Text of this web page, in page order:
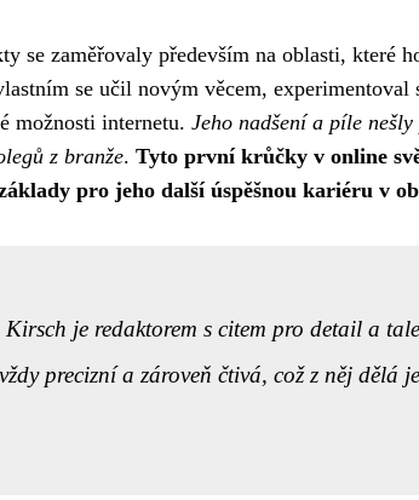
se zaměřovaly především na oblasti, které
se učil novým věcem,
možnosti internetu. Jeho nadšení a píle
z branže. Tyto první krůčky v online
pro jeho další úspěšnou kariéru v
Kirsch je redaktorem s citem pro detail a
precizní a zároveň čtivá, což z něj dělá